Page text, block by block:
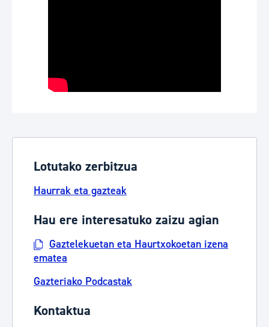
Lotutako zerbitzua
Haurrak eta gazteak
Hau ere interesatuko zaizu agian
Gaztelekuetan eta Haurtxokoetan izena
ematea
Gazteriako Podcastak
Kontaktua